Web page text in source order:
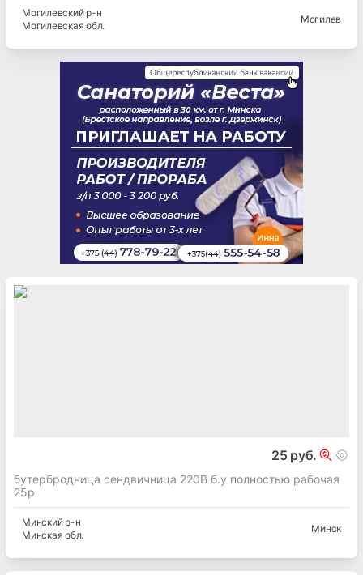
Могилевскийр-н
Могилевская обл.
Могилев
25 руб.
бутербродница сендвичница 220В б.у полностью рабочая
25р
Минскийр-н
Минская обл.
Минск